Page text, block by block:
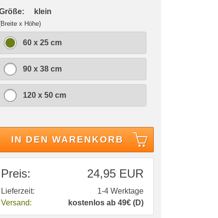
klein
x Höhe)
60 x 25 cm
90 x 38 cm
120 x 50 cm
IN DEN WARENKORB
Preis: 24,95 EUR
Lieferzeit:
1-4 Werktage
Versand:
kostenlos ab 49€ (D)